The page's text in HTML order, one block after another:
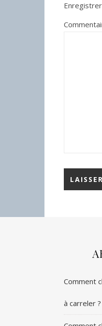
Comment
à carreler ?